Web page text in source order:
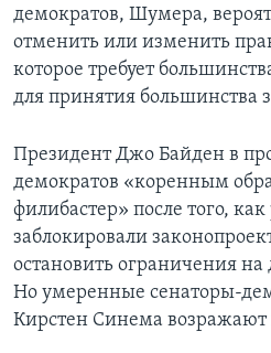
демократов, Шумера,
отменить или изменить
которое требует
для принятия большинства
Президент Джо Байден в
демократов «коренным
филибастер» после того,
заблокировали
остановить ограничения на
Но умеренные сенаторы-
Кирстен Синема возражают